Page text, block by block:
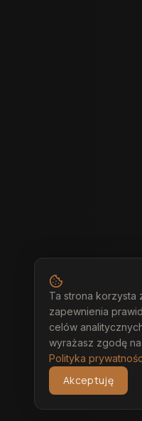
Ta strona korzysta
zapewnienia
celów
wyrażasz zgodę
Polityka
Akceptuję